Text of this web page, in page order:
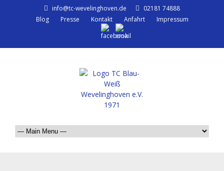
info@tc-wevelinghoven.de
02181 74888
Blog
Presse Kontakt Anfahrt Impressum